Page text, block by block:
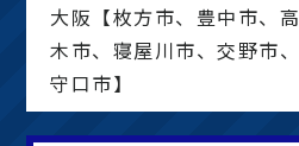
大阪【枚方市、豊中市、
木市、寝屋川市、交野市
守口市】